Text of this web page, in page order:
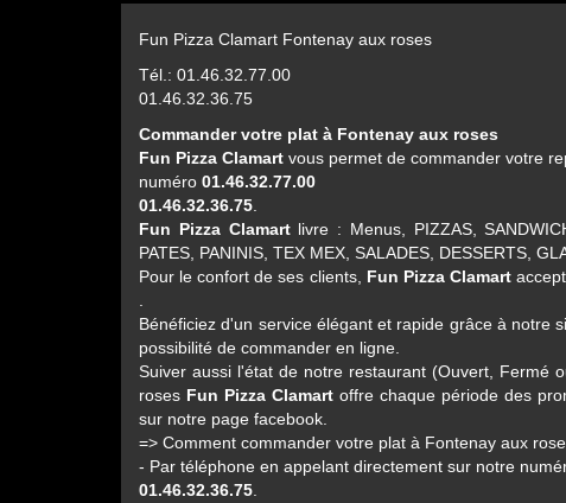
Fun Pizza Clamart Fontenay aux roses
Tél.: 01.46.32.77.00
01.46.32.36.75
Commander votre plat à Fontenay aux roses
Fun Pizza Clamart vous permet de commander votre
numéro 01.46.32.77.00
01.46.32.36.75
Fun Pizza Clamartlivre : Menus, PIZZAS,
PATES, PANINIS, TEX MEX, SALADES, DESSERTS,
Pour le confort de ses clients, Fun Pizza Clamart
Bénéficiez d'un service élégant et rapide grâce à notre
possibilité de commander en ligne.
Suiver aussi l'état de notre restaurant (Ouvert, Fermé
roses Fun Pizza Clamart offre chaque période des
sur notre page facebook.
=> Comment commander votre plat à Fontenay aux
- Par téléphone en appelant directement sur notre
01.46.32.36.75